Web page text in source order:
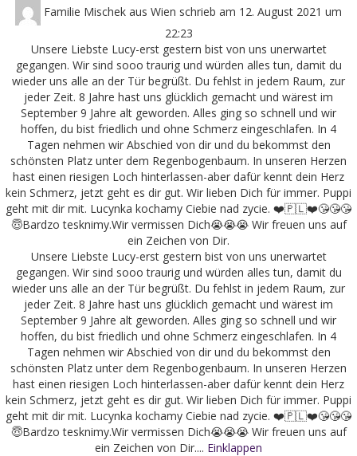
Familie Mischek aus Wien schrieb am 12. August 2021 um
22:23
Unsere Liebste Lucy-erst gestern bist von uns unerwartet
gegangen. Wir sind sooo traurig und würden alles tun, damit du
wieder uns alle an der Tür begrüßt. Du fehlst in jedem Raum, zur
jeder Zeit. 8 Jahre hast uns glücklich gemacht und wärest im
September 9 Jahre alt geworden. Alles ging so schnell und wir
hoffen, du bist friedlich und ohne Schmerz eingeschlafen. In 4
Tagen nehmen wir Abschied von dir und du bekommst den
schönsten Platz unter dem Regenbogenbaum. In unseren Herzen
hast einen riesigen Loch hinterlassen-aber dafür kennt dein Herz
kein Schmerz, jetzt geht es dir gut. Wir lieben Dich für immer. Puppi
geht mit dir mit. Lucynka kochamy Ciebie nad zycie. ❤️🇵🇱❤️😘😘😘
😇Bardzo tesknimy.Wir vermissen Dich😭😭😭 Wir freuen uns auf
ein Zeichen von Dir.
Unsere Liebste Lucy-erst gestern bist von uns unerwartet
gegangen. Wir sind sooo traurig und würden alles tun, damit du
wieder uns alle an der Tür begrüßt. Du fehlst in jedem Raum, zur
jeder Zeit. 8 Jahre hast uns glücklich gemacht und wärest im
September 9 Jahre alt geworden. Alles ging so schnell und wir
hoffen, du bist friedlich und ohne Schmerz eingeschlafen. In 4
Tagen nehmen wir Abschied von dir und du bekommst den
schönsten Platz unter dem Regenbogenbaum. In unseren Herzen
hast einen riesigen Loch hinterlassen-aber dafür kennt dein Herz
kein Schmerz, jetzt geht es dir gut. Wir lieben Dich für immer. Puppi
geht mit dir mit. Lucynka kochamy Ciebie nad zycie. ❤️🇵🇱❤️😘😘😘
😇Bardzo tesknimy.Wir vermissen Dich😭😭😭 Wir freuen uns auf
ein Zeichen von Dir.... Einklappen